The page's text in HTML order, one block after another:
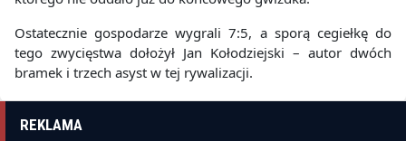
Ostatecznie gospodarze wygrali 7:5, a sporą cegiełkę do
tego zwycięstwa dołożył Jan Kołodziejski – autor dwóch
bramek i trzech asyst w tej rywalizacji.
REKLAMA